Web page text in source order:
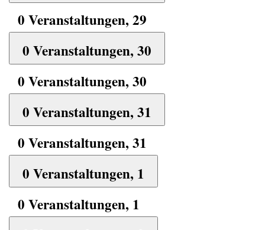
0 Veranstaltungen, 29
0 Veranstaltungen, 30
0 Veranstaltungen, 30
0 Veranstaltungen, 31
0 Veranstaltungen, 31
0 Veranstaltungen, 1
0 Veranstaltungen, 1